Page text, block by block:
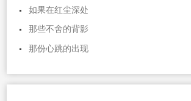
如果在红尘深处
那些不舍的背影
那份心跳的出现